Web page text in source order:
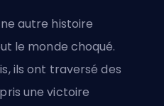
autre histoire
le monde choqué.
ils ont traversé des
une victoire